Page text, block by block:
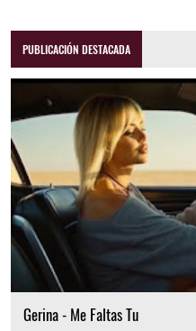
PUBLICACIÓN DESTACADA
Gerina - Me Faltas Tu